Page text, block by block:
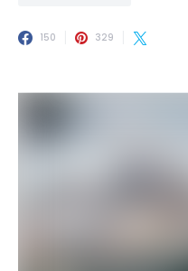
150 329